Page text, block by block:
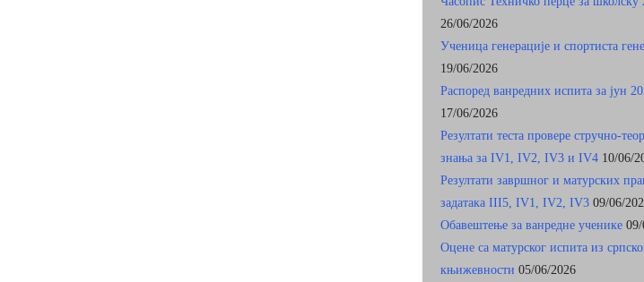
26/06/2026
Ученица генерације и спортиста
19/06/2026
Распоред ванредних испита за јун
17/06/2026
Резултати теста провере стручно-
знања за IV1, IV2, IV3 и IV4 10/06/
Резултати завршног и матурских
задатакa III5, IV1, IV2, IV3 09/06/
Обавештење за ванредне ученике
Оцене са матурског испита из
књижевности 05/06/2026